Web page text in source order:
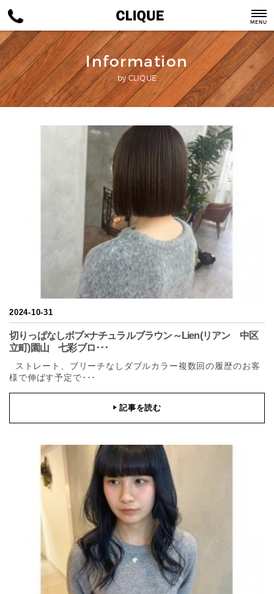
MENU
Information
by CLIQUE
2024-10-31
切りっぱなしボブ×ナチュラルブラウン～Lien(リアン 中区
立町)園山 七彩ブロ･･･
ストレート、ブリーチなしダブルカラー複数回の履歴のお客
様で伸ばす予定で･･･
▶記事を読む